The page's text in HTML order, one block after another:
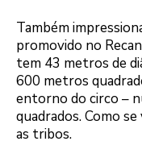
Também
promovido no
tem 43 metros de
600 metros
entorno do circo –
quadrados. Como
as tribos.